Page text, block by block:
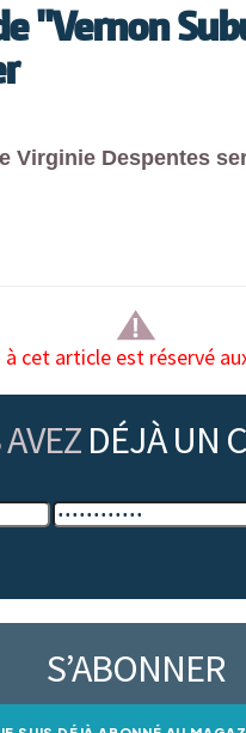
"Vernon
Virginie Despentes
à cet article est réservé
DÉJÀ UN
S’ABONNER